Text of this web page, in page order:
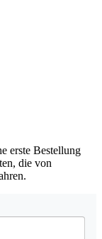
erste Bestellung
die von